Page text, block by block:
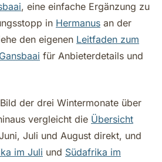
, eine einfache Ergänzung zu
in Hermanus an der
den eigenen Leitfaden zum
für Anbieterdetails und
der drei Wintermonate über
vergleicht die Übersicht
Juli und August direkt, und
im Juli und Südafrika im